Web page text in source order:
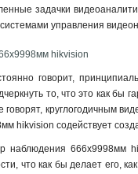
задачки
управления
hikvision
говорит,
то, что это как бы
говорят, круглогодичным
hikvision содействует
наблюдения 666х9998мм
что как бы делает